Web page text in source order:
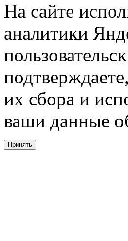
На сайте
аналитики
их сбора и
ваши данные
Принять